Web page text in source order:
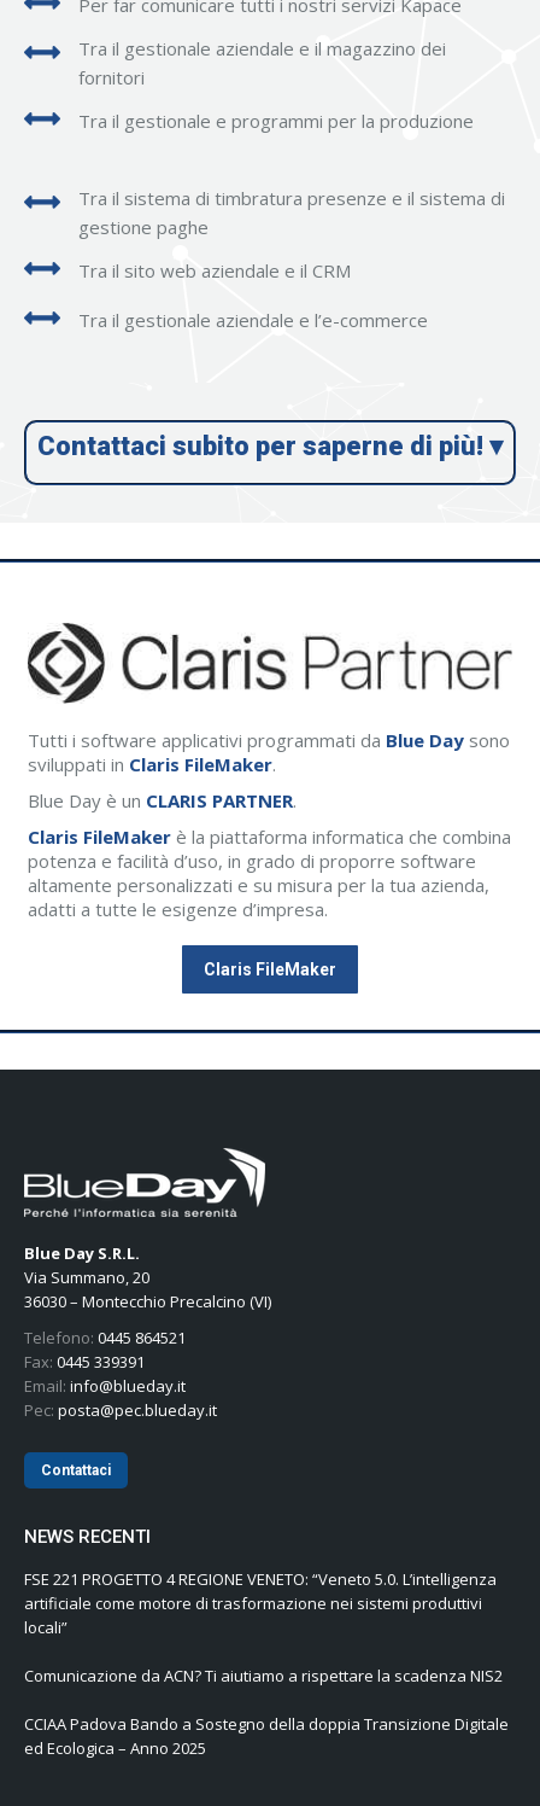
Tra il gestionale aziendale e il magazzino dei
fornitori
Tra il gestionale e programmi per la produzione
Tra il sistema di timbratura presenze e il sistema di
gestione paghe
Tra il sito web aziendale e il CRM
Tra il gestionale aziendale e l’e-commerce
Contattaci subito per saperne di più! ▾
Tutti i software applicativi programmati da Blue Day sono
sviluppati in Claris FileMaker.
Blue Day è un CLARIS PARTNER.
Claris FileMaker è la piattaforma informatica che combina
potenza e facilità d’uso, in grado di proporre software
altamente personalizzati e su misura per la tua azienda,
adatti a tutte le esigenze d’impresa.
Claris FileMaker
Blue Day S.R.L.
Via Summano, 20
36030 – Montecchio Precalcino (VI)
Telefono: 0445 864521
Fax: 0445 339391
Email: info@blueday.it
Pec: posta@pec.blueday.it
Contattaci
NEWS RECENTI
FSE 221 PROGETTO 4 REGIONE VENETO: “Veneto 5.0. L’intelligenza
artificiale come motore di trasformazione nei sistemi produttivi
locali”
Comunicazione da ACN? Ti aiutiamo a rispettare la scadenza NIS2
CCIAA Padova Bando a Sostegno della doppia Transizione Digitale
ed Ecologica – Anno 2025